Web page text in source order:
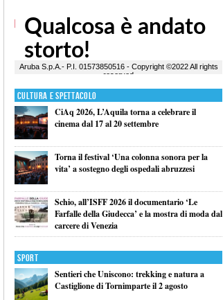
Cultura e Spettacolo
CiAq 2026, L’Aquila torna a celebrare il
cinema dal 17 al 20 settembre
Torna il festival ‘Una colonna sonora per la
vita’ a sostegno degli ospedali abruzzesi
Schio, all’ISFF 2026 il documentario ‘Le
Farfalle della Giudecca’ e la mostra di moda dal
carcere di Venezia
Sport
Sentieri che Uniscono: trekking e natura a
Castiglione di Tornimparte il 2 agosto